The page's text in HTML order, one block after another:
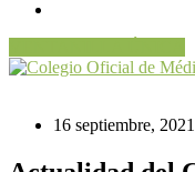
16 septiembre, 2021